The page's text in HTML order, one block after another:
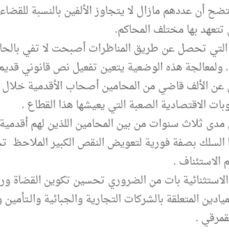
أن عددهم مازال لا يتجاوز الألفين بالنسبة
تتعهد بها مختلف المحاكم.
التي تحصل عن طريق المناظرات أصبحت لا تفي
ولمعالجة هذه الوضعية يتعين تفعيل نص قانوني
عن الألف قاضي من المحامين أصحاب الأقدمية
الاقتصادية الصعبة التي يعيشها هذا القطاع .
ثلاث سنوات من بين المحامين اللذين لهم
السلك بصفة فورية لتعويض النقص الكبير
الاستئناف .
بات من الضروري تحسين تكوين القضاة
المتعلقة بالشركات التجارية والجبائية
.